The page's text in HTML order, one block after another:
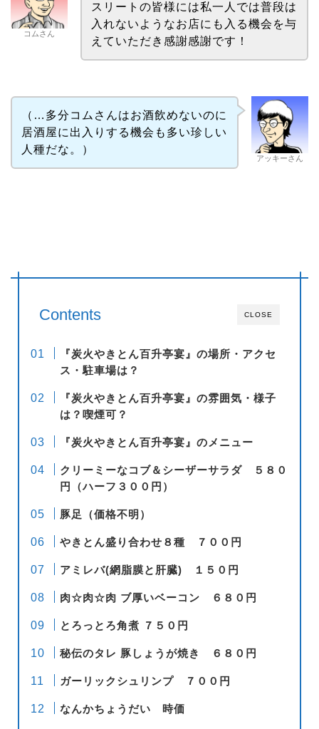
コムさん
スリートの皆様には私一人では普段は
入れないようなお店にも入る機会を与
えていただき感謝感謝です！
アッキーさん
（…多分コムさんはお酒飲めないのに
居酒屋に出入りする機会も多い珍しい
人種だな。）
CLOSE
Contents
『炭火やきとん百升亭宴』の場所・アクセ
ス・駐車場は？
『炭火やきとん百升亭宴』の雰囲気・様子
は？喫煙可？
『炭火やきとん百升亭宴』のメニュー
クリーミーなコブ＆シーザーサラダ ５８０
円（ハーフ３００円）
豚足（価格不明）
やきとん盛り合わせ８種 ７００円
アミレバ(網脂膜と肝臓) １５０円
肉☆肉☆肉 ブ厚いベーコン ６８０円
とろっとろ角煮 ７５０円
秘伝のタレ 豚しょうが焼き ６８０円
ガーリックシュリンプ ７００円
なんかちょうだい 時価